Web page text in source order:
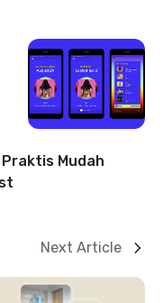
Mudah
Next Article